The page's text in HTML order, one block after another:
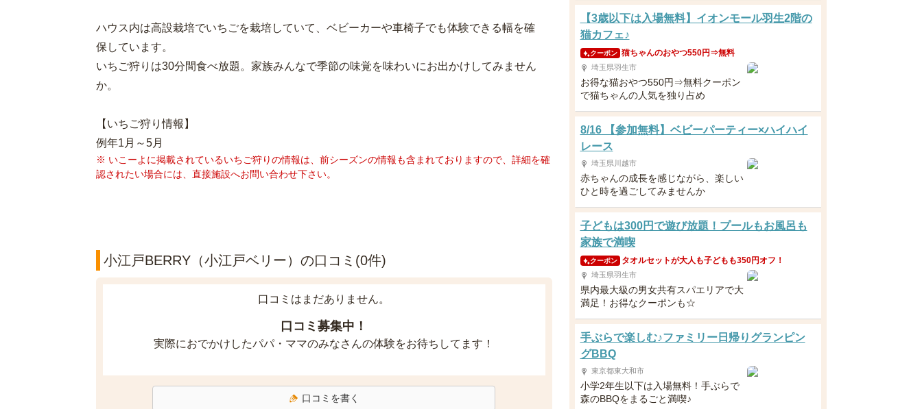
ハウス内は高設栽培でいちごを栽培していて、ベビーカーや車椅子でも体験できる幅を確
保しています。
いちご狩りは30分間食べ放題。家族みんなで季節の味覚を味わいにお出かけしてみません
か。
【いちご狩り情報】
例年1月～5月
※ いこーよに掲載されているいちご狩りの情報は、前シーズンの情報も含まれておりますので、詳細を確
認されたい場合には、直接施設へお問い合わせ下さい。
小江戸BERRY（小江戸ベリー）の口コミ(0件)
口コミはまだありません。
口コミ募集中！
実際におでかけしたパパ・ママのみなさんの体験をお待ちしてます！
口コミを書く
【3歳以下は入場無料】イオンモール羽生2階の
猫カフェ♪
クーポン 猫ちゃんのおやつ550円⇒無料
埼玉県羽生市
お得な猫おやつ550円⇒無料クーポン
で猫ちゃんの人気を独り占め
8/16 【参加無料】ベビーパーティー×ハイハイ
レース
埼玉県川越市
赤ちゃんの成長を感じながら、楽しい
ひと時を過ごしてみませんか
子どもは300円で遊び放題！プールもお風呂も
家族で満喫
クーポン タオルセットが大人も子どもも350円オフ！
埼玉県羽生市
県内最大級の男女共有スパエリアで大
満足！お得なクーポンも☆
手ぶらで楽しむ♪ファミリー日帰りグランピン
グBBQ
東京都東大和市
小学2年生以下は入場無料！手ぶらで
森のBBQをまるごと満喫♪